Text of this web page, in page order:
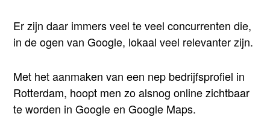
Er zijn daar immers veel te veel concurrenten die,
in de ogen van Google, lokaal veel relevanter zijn.
Met het aanmaken van een nep bedrijfsprofiel in
Rotterdam, hoopt men zo alsnog online zichtbaar
te worden in Google en Google Maps.